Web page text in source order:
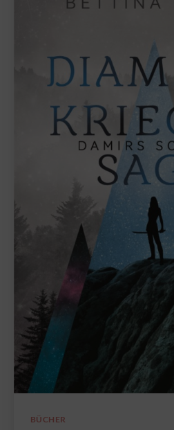
Kategorien
BÜCHER